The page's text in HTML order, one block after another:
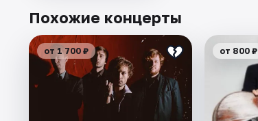
Похожие концерты
от 1 700 ₽ от 800 ₽